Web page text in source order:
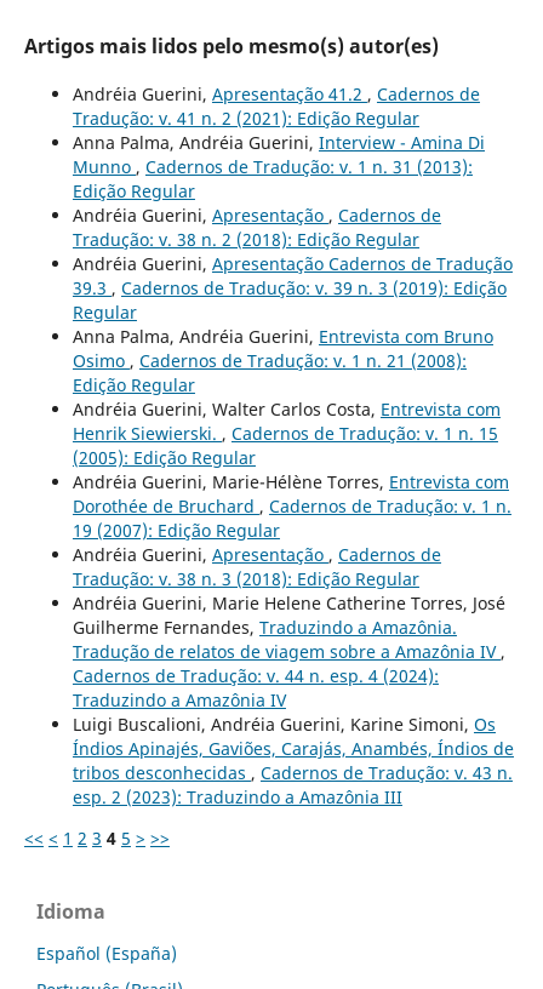
Artigos mais lidos pelo mesmo(s) autor(es)
Andréia Guerini, Apresentação 41.2 , Cadernos de
Tradução: v. 41 n. 2 (2021): Edição Regular
Anna Palma, Andréia Guerini, Interview - Amina Di
Munno , Cadernos de Tradução: v. 1 n. 31 (2013):
Edição Regular
Andréia Guerini, Apresentação , Cadernos de
Tradução: v. 38 n. 2 (2018): Edição Regular
Andréia Guerini, Apresentação Cadernos de Tradução
39.3 , Cadernos de Tradução: v. 39 n. 3 (2019): Edição
Regular
Anna Palma, Andréia Guerini, Entrevista com Bruno
Osimo , Cadernos de Tradução: v. 1 n. 21 (2008):
Edição Regular
Andréia Guerini, Walter Carlos Costa, Entrevista com
Henrik Siewierski. , Cadernos de Tradução: v. 1 n. 15
(2005): Edição Regular
Andréia Guerini, Marie-Hélène Torres, Entrevista com
Dorothée de Bruchard , Cadernos de Tradução: v. 1 n.
19 (2007): Edição Regular
Andréia Guerini, Apresentação , Cadernos de
Tradução: v. 38 n. 3 (2018): Edição Regular
Andréia Guerini, Marie Helene Catherine Torres, José
Guilherme Fernandes, Traduzindo a Amazônia.
Tradução de relatos de viagem sobre a Amazônia IV ,
Cadernos de Tradução: v. 44 n. esp. 4 (2024):
Traduzindo a Amazônia IV
Luigi Buscalioni, Andréia Guerini, Karine Simoni, Os
Índios Apinajés, Gaviões, Carajás, Anambés, Índios de
tribos desconhecidas , Cadernos de Tradução: v. 43 n.
esp. 2 (2023): Traduzindo a Amazônia III
<< < 1 2 3 4 5 > >>
Idioma
Español (España)